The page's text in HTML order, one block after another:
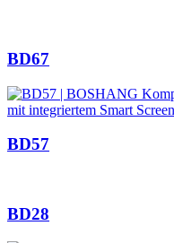
BD67
BD57
BD28